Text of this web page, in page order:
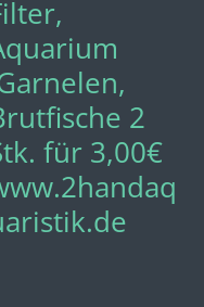
2
für 3,00€